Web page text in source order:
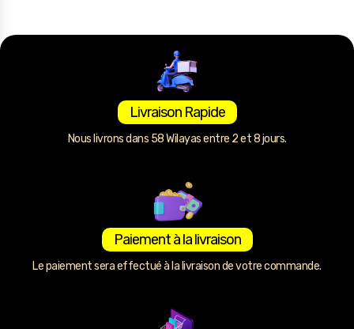
Livraison Rapide
Nous livrons dans 58 Wilayas entre 2 et 8 jours.
Paiement à la livraison
Le paiement sera effectué à la livraison de votre commande.